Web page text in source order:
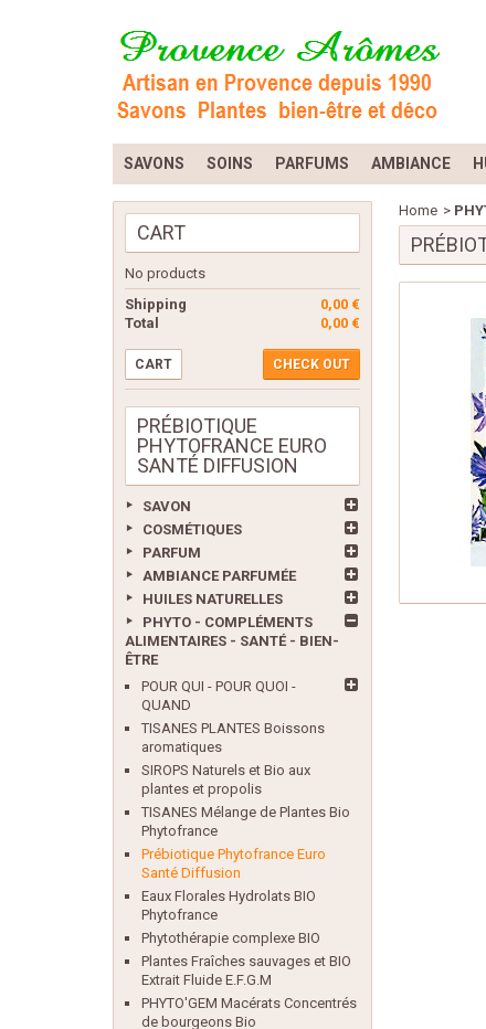
SAVONS SOINS PARFUMS AMBIANCE
CART
No products
0,00 €
Shipping
0,00 €
Total
CART CHECK OUT
PRÉBIOTIQUE
PHYTOFRANCE EURO
SANTÉ DIFFUSION
SAVON
COSMÉTIQUES
PARFUM
AMBIANCE PARFUMÉE
HUILES NATURELLES
PHYTO - COMPLÉMENTS
ALIMENTAIRES - SANTÉ - BIEN-
ÊTRE
POUR QUI - POUR QUOI -
QUAND
TISANES PLANTES Boissons
aromatiques
SIROPS Naturels et Bio aux
plantes et propolis
TISANES Mélange de Plantes Bio
Phytofrance
Prébiotique Phytofrance Euro
Santé Diffusion
Eaux Florales Hydrolats BIO
Phytofrance
Phytothérapie complexe BIO
Plantes Fraîches sauvages et BIO
Extrait Fluide E.F.G.M
PHYTO'GEM Macérats Concentrés
de bourgeons Bio
Home >